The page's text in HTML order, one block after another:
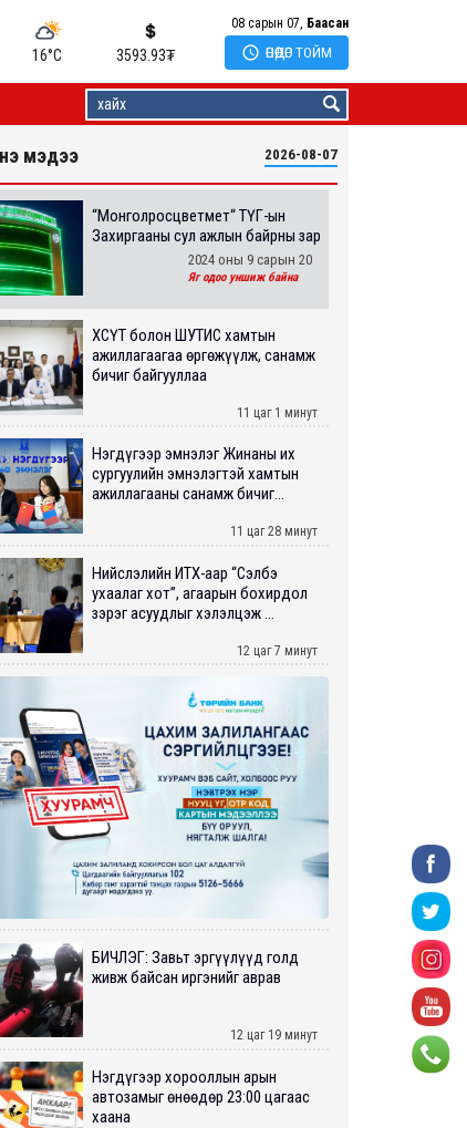
16°C 3593.93₮
08 сарын 07, Баасан
 ӨНӨӨДӨР ТОЙМ
мэдээ 2026-08-07
“Монголросцветмет“ ТӨҮГ-ын
Захиргааны сул ажлын байрны зар
2024 оны 9 сарын 20
Яг одоо уншиж байна
ХӨСҮТ болон ШУТИС хамтын
ажиллагаагаа өргөжүүлж, санамж
бичиг байгууллаа
11 цаг 1 минут
Нэгдүгээр эмнэлэг Жинаны их
сургуулийн эмнэлэгтэй хамтын
ажиллагааны санамж бичиг...
11 цаг 28 минут
Нийслэлийн ИТХ-аар “Сэлбэ
ухаалаг хот”, агаарын бохирдол
зэрэг асуудлыг хэлэлцэж ...
12 цаг 7 минут
БИЧЛЭГ: Завьт эргүүлүүд голд
живж байсан иргэнийг аврав
12 цаг 19 минут
Нэгдүгээр хорооллын арын
автозамыг өнөөдөр 23:00 цагаас
хаана